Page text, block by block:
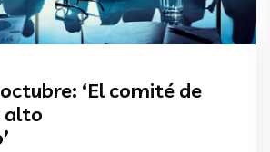
‘El comité de
alto